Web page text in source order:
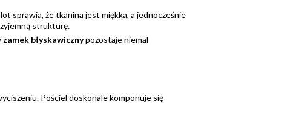
sprawia, że tkanina jest miękka, a jednocześnie
strukturę.
zamek błyskawicznypozostaje niemal
Pościel doskonale komponuje się